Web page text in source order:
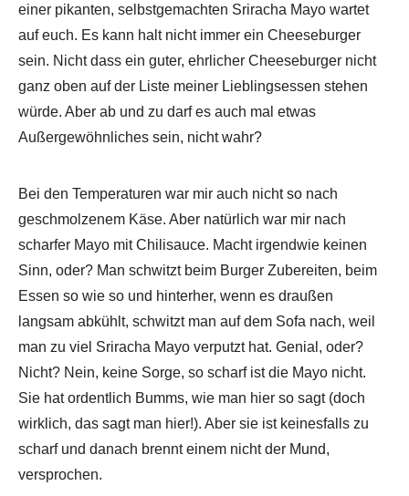
einer pikanten, selbstgemachten Sriracha Mayo wartet
auf euch. Es kann halt nicht immer ein Cheeseburger
sein. Nicht dass ein guter, ehrlicher Cheeseburger nicht
ganz oben auf der Liste meiner Lieblingsessen stehen
würde. Aber ab und zu darf es auch mal etwas
Außergewöhnliches sein, nicht wahr?
Bei den Temperaturen war mir auch nicht so nach
geschmolzenem Käse. Aber natürlich war mir nach
scharfer Mayo mit Chilisauce. Macht irgendwie keinen
Sinn, oder? Man schwitzt beim Burger Zubereiten, beim
Essen so wie so und hinterher, wenn es draußen
langsam abkühlt, schwitzt man auf dem Sofa nach, weil
man zu viel Sriracha Mayo verputzt hat. Genial, oder?
Nicht? Nein, keine Sorge, so scharf ist die Mayo nicht.
Sie hat ordentlich Bumms, wie man hier so sagt (doch
wirklich, das sagt man hier!). Aber sie ist keinesfalls zu
scharf und danach brennt einem nicht der Mund,
versprochen.